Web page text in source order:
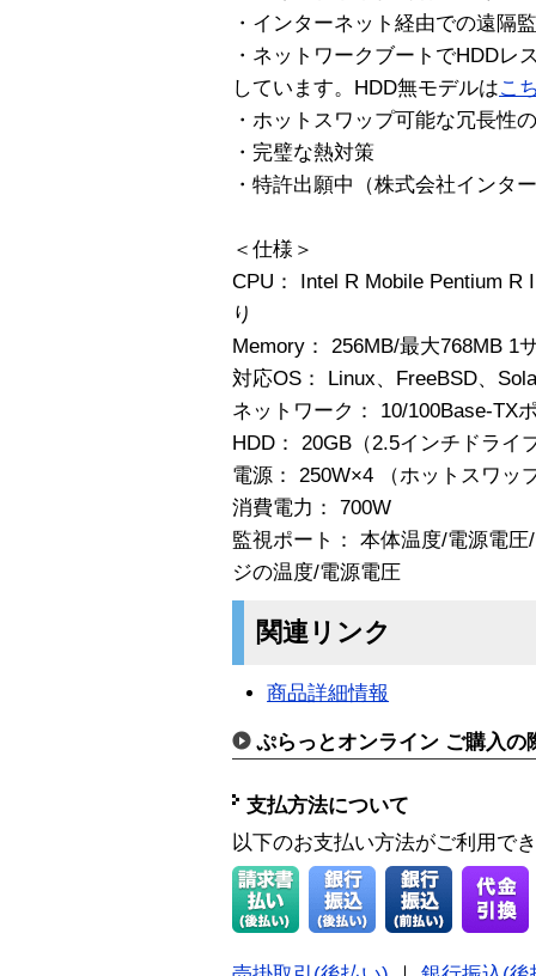
・インターネット経由での遠隔
・ネットワークブートでHDDレ
しています。HDD無モデルはこ
・ホットスワップ可能な冗長性
・完璧な熱対策
・特許出願中（株式会社インタ
＜仕様＞
CPU： Intel R Mobile Pentium R
り
Memory： 256MB/最大768MB 1
対応OS： Linux、FreeBSD、
ネットワーク： 10/100Base-TX
HDD： 20GB（2.5インチドライ
電源： 250W×4 （ホットスワッ
消費電力： 700W
監視ポート： 本体温度/電源電
ジの温度/電源電圧
関連リンク
商品詳細情報
ぷらっとオンライン ご購入の
支払方法について
以下のお支払い方法がご利用で